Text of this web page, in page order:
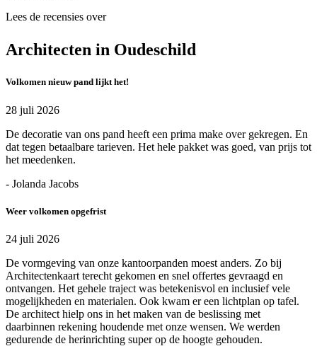
Lees de recensies over
Architecten in Oudeschild
Volkomen nieuw pand lijkt het!
28 juli 2026
De decoratie van ons pand heeft een prima make over gekregen. En
dat tegen betaalbare tarieven. Het hele pakket was goed, van prijs tot
het meedenken.
- Jolanda Jacobs
Weer volkomen opgefrist
24 juli 2026
De vormgeving van onze kantoorpanden moest anders. Zo bij
Architectenkaart terecht gekomen en snel offertes gevraagd en
ontvangen. Het gehele traject was betekenisvol en inclusief vele
mogelijkheden en materialen. Ook kwam er een lichtplan op tafel.
De architect hielp ons in het maken van de beslissing met
daarbinnen rekening houdende met onze wensen. We werden
gedurende de herinrichting super op de hoogte gehouden.